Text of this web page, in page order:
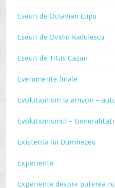
Eseuri de Octavian Lupu
Eseuri de Ovidiu Radulescu
Eseuri de Titus Cazan
Evenimente finale
Evolutionism la amvon –
Evolutionismul – Generalitati
Existenta lui Dumnezeu
Experiente
Experiente despre puterea